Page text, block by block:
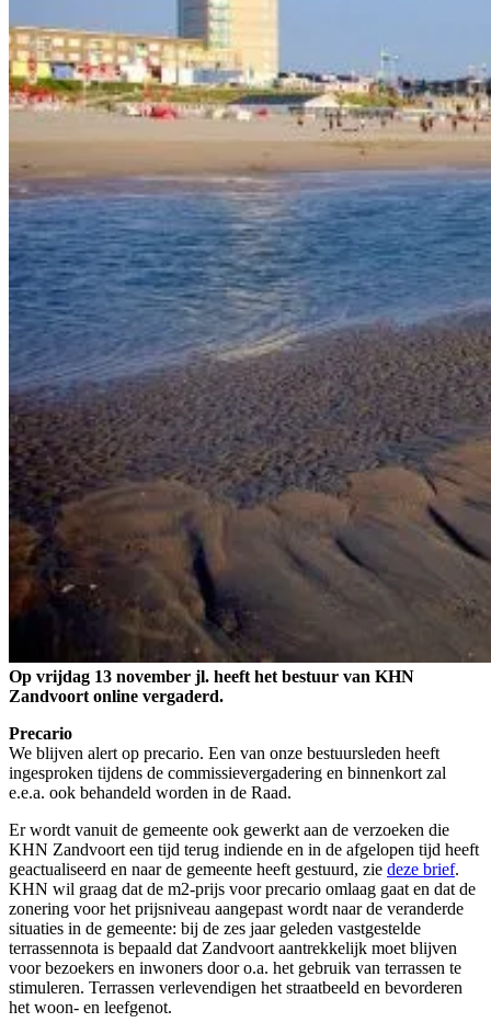
Op vrijdag 13 november jl. heeft het bestuur van KHN
Zandvoort online vergaderd.
Precario
We blijven alert op precario. Een van onze bestuursleden heeft
ingesproken tijdens de commissievergadering en binnenkort zal
e.e.a. ook behandeld worden in de Raad.
Er wordt vanuit de gemeente ook gewerkt aan de verzoeken die
KHN Zandvoort een tijd terug indiende en in de afgelopen tijd heeft
geactualiseerd en naar de gemeente heeft gestuurd, zie deze brief.
KHN wil graag dat de m2-prijs voor precario omlaag gaat en dat de
zonering voor het prijsniveau aangepast wordt naar de veranderde
situaties in de gemeente: bij de zes jaar geleden vastgestelde
terrassennota is bepaald dat Zandvoort aantrekkelijk moet blijven
voor bezoekers en inwoners door o.a. het gebruik van terrassen te
stimuleren. Terrassen verlevendigen het straatbeeld en bevorderen
het woon- en leefgenot.